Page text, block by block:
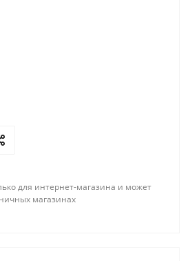
для интернет-магазина и может
магазинах